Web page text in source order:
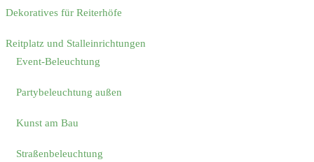
Dekoratives für Reiterhöfe
Reitplatz und Stalleinrichtungen
Event-Beleuchtung
Partybeleuchtung außen
Kunst am Bau
Straßenbeleuchtung